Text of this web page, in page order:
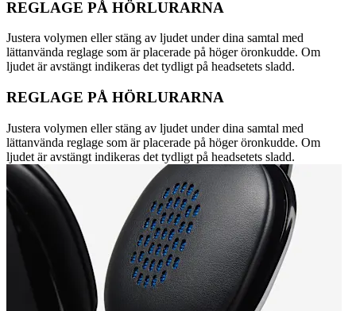
REGLAGE PÅ HÖRLURARNA
Justera volymen eller stäng av ljudet under dina samtal med
lättanvända reglage som är placerade på höger öronkudde. Om
ljudet är avstängt indikeras det tydligt på headsetets sladd.
REGLAGE PÅ HÖRLURARNA
Justera volymen eller stäng av ljudet under dina samtal med
lättanvända reglage som är placerade på höger öronkudde. Om
ljudet är avstängt indikeras det tydligt på headsetets sladd.